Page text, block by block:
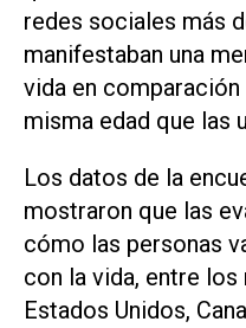
redes sociales más
manifestaban una
vida en
misma edad que las
Los datos de la
mostraron que las
cómo las personas
con la vida, entre
Estados Unidos,